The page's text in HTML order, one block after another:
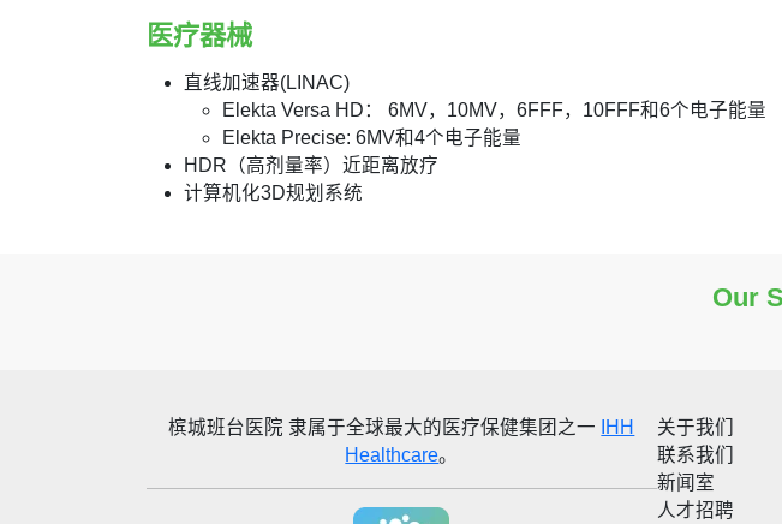
医疗器械
直线加速器(LINAC)
Elekta Versa HD： 6MV，10MV，6FFF，10FFF和6个电子能量
Elekta Precise: 6MV和4个电子能量
HDR（高剂量率）近距离放疗
计算机化3D规划系统
Our
槟城班台医院 隶属于全球最大的医疗保健集团之一
IHH
Healthcare。
关于我们
联系我们
新闻室
人才招聘